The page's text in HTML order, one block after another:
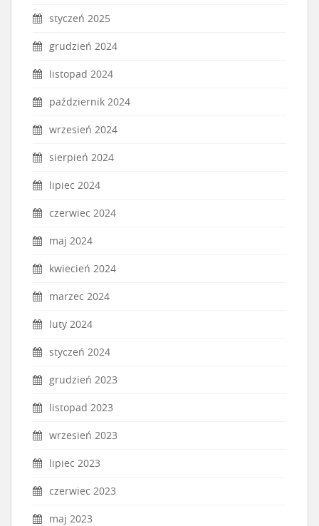
styczeń 2025
grudzień 2024
listopad 2024
październik 2024
wrzesień 2024
sierpień 2024
lipiec 2024
czerwiec 2024
maj 2024
kwiecień 2024
marzec 2024
luty 2024
styczeń 2024
grudzień 2023
listopad 2023
wrzesień 2023
lipiec 2023
czerwiec 2023
maj 2023